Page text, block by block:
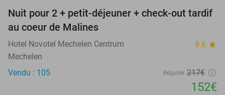
30%
Nuit pour 2 + petit-déjeuner + check-out tardif
au coeur de Malines
Hotel Novotel Mechelen Centrum 9.6 star
Mechelen
Vendu : 105
Régulier 217€
152€